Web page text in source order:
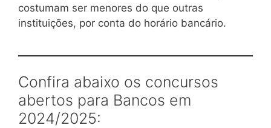
costumam ser menores do que outras
instituições, por conta do horário bancário.
Confira abaixo os concursos
abertos para Bancos em
2024/2025: